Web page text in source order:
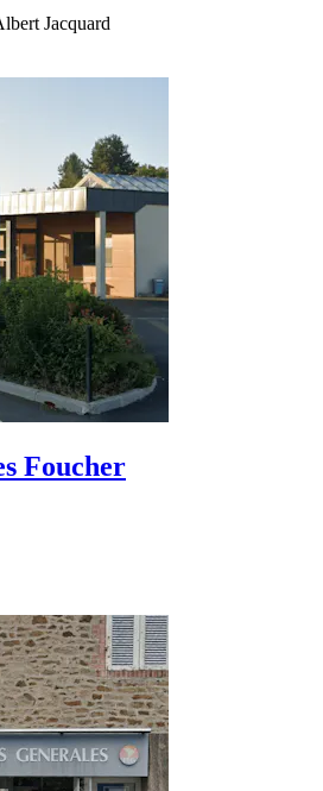
Jacquard
Foucher